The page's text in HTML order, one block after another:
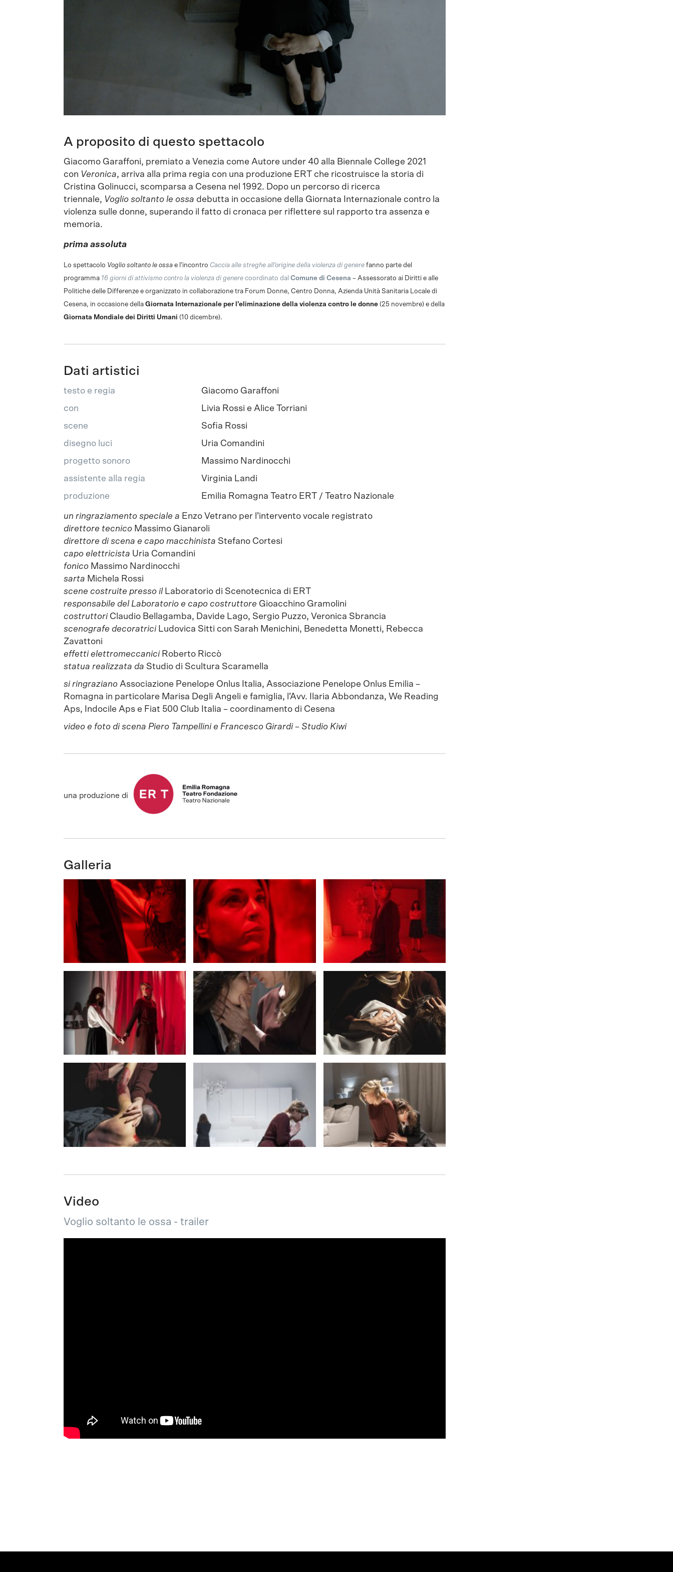
A proposito di questo spettacolo
Giacomo Garaffoni, premiato a Venezia come Autore under 40 alla Biennale College 2021
con Veronica, arriva alla prima regia con una produzione ERT che ricostruisce la storia di
Cristina Golinucci, scomparsa a Cesena nel 1992. Dopo un percorso di ricerca
triennale, Voglio soltanto le ossa debutta in occasione della Giornata Internazionale contro la
violenza sulle donne, superando il fatto di cronaca per riflettere sul rapporto tra assenza e
memoria.
prima assoluta
Lo spettacolo Voglio soltanto le ossa e l’incontro Caccia alle streghe all’origine della violenza di genere fanno parte del
programma 16 giorni di attivismo contro la violenza di genere coordinato dal Comune di Cesena – Assessorato ai Diritti e alle
Politiche delle Differenze e organizzato in collaborazione tra Forum Donne, Centro Donna, Azienda Unità Sanitaria Locale di
Cesena, in occasione della Giornata Internazionale per l’eliminazione della violenza contro le donne (25 novembre) e della
Giornata Mondiale dei Diritti Umani (10 dicembre).
Dati artistici
testo e regia
Giacomo Garaffoni
con
Livia Rossi e Alice Torriani
scene
Sofia Rossi
disegno luci
Uria Comandini
progetto sonoro
Massimo Nardinocchi
assistente alla regia
Virginia Landi
produzione
Emilia Romagna Teatro ERT / Teatro Nazionale
un ringraziamento speciale a Enzo Vetrano per l’intervento vocale registrato
direttore tecnico Massimo Gianaroli
direttore di scena e capo macchinista Stefano Cortesi
capo elettricista Uria Comandini
fonico Massimo Nardinocchi
sarta Michela Rossi
scene costruite presso il Laboratorio di Scenotecnica di ERT
responsabile del Laboratorio e capo costruttore Gioacchino Gramolini
costruttoriClaudio Bellagamba, Davide Lago, Sergio Puzzo, Veronica Sbrancia
scenografe decoratriciLudovica Sitti con Sarah Menichini, Benedetta Monetti, Rebecca
Zavattoni
effetti elettromeccaniciRoberto Riccò
statua realizzata da Studio di Scultura Scaramella
si ringraziano Associazione Penelope Onlus Italia, Associazione Penelope Onlus Emilia –
Romagna in particolare Marisa Degli Angeli e famiglia, l’Avv. Ilaria Abbondanza, We Reading
Aps, Indocile Aps e Fiat 500 Club Italia – coordinamento di Cesena
video e foto di scena Piero Tampellini e Francesco Girardi – Studio Kiwi
una produzione di
Galleria
Video
Voglio soltanto le ossa - trailer